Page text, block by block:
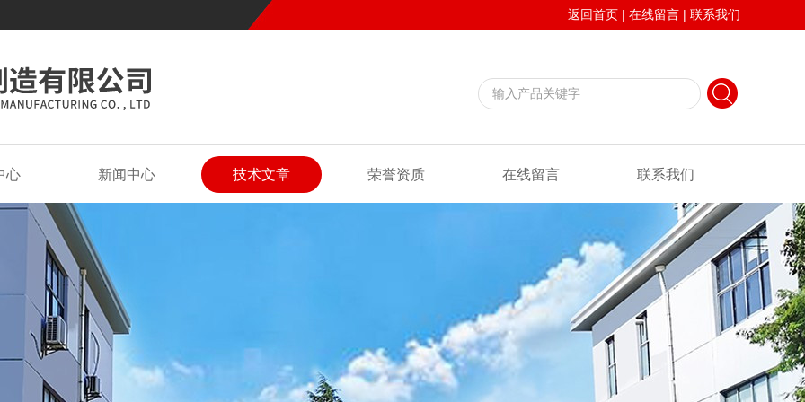
返回首页 | 在线留言 | 联系我们
心 新闻中心 技术文章 荣誉资质 在线留言 联系我们